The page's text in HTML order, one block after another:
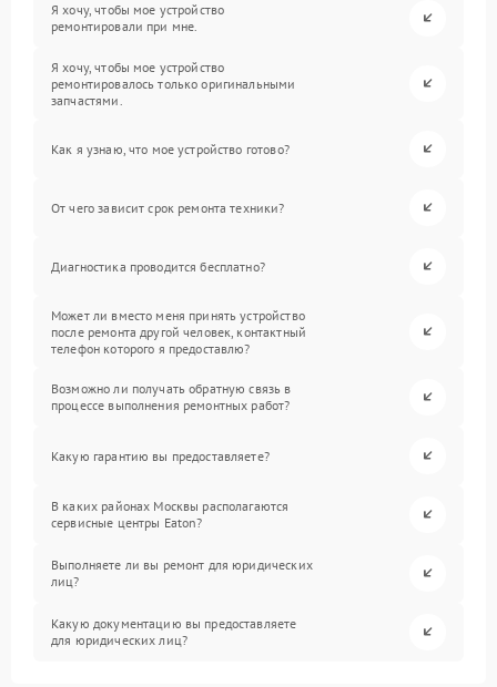
Я хочу, чтобы мое устройство
ремонтировали при мне.
Я хочу, чтобы мое устройство
ремонтировалось только оригинальными
запчастями.
Как я узнаю, что мое устройство готово?
От чего зависит срок ремонта техники?
Диагностика проводится бесплатно?
Может ли вместо меня принять устройство
после ремонта другой человек, контактный
телефон которого я предоставлю?
Возможно ли получать обратную связь в
процессе выполнения ремонтных работ?
Какую гарантию вы предоставляете?
В каких районах Москвы располагаются
сервисные центры Eaton?
Выполняете ли вы ремонт для юридических
лиц?
Какую документацию вы предоставляете
для юридических лиц?